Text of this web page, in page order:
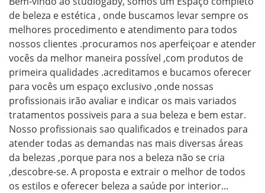
de beleza e estética , onde buscamos levar sempre os
melhores procedimento e atendimento para todos
nossos clientes .procuramos nos aperfeiçoar e atender
vocês da melhor maneira possível ,com produtos de
primeira qualidades .acreditamos e bucamos oferecer
para vocês um espaço exclusivo ,onde nossas
profissionais irão avaliar e indicar os mais variados
tratamentos possiveis para a sua beleza e bem estar.
Nosso profissionais sao qualificados e treinados para
atender todas as demandas nas mais diversas áreas
da belezas ,porque para nos a beleza não se cria
,descobre-se. A proposta e extrair o melhor de todos
os estilos e oferecer beleza a saúde por interior...